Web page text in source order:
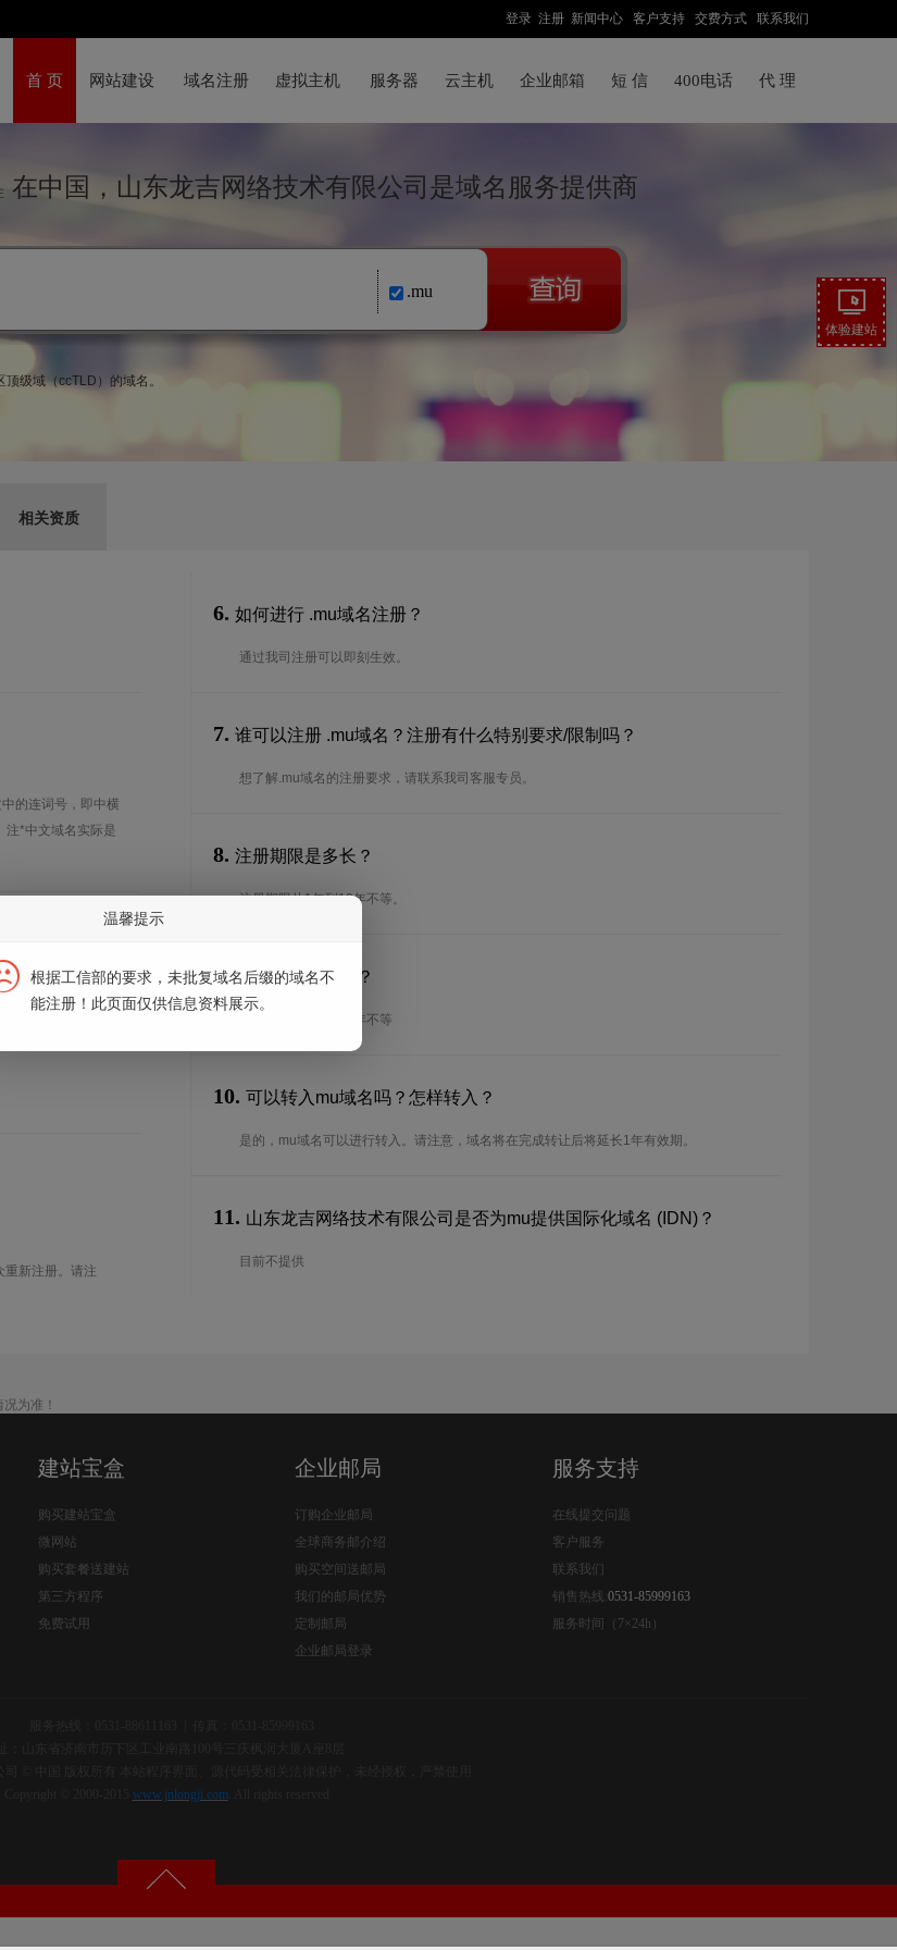
登录 注册 新闻中心 客户支持 交费方式 联系我们
首 页 网站建设 域名注册 虚拟主机 服务器 云主机 企业邮箱 短 信 400电话 代 理
在中国，山东龙吉网络技术有限公司是域名服务提供商
.mu
级域（ccTLD）的域名。
相关资质
的连词号，即中横
注*中文域名实际是
重新注册。请注
6. 如何进行 .mu域名注册？
通过我司注册可以即刻生效。
7. 谁可以注册 .mu域名？注册有什么特别要求/限制吗？
想了解.mu域名的注册要求，请联系我司客服专员。
8. 注册期限是多长？
注册期限从1年到10年不等。
9. 续期期限是多长？
续期期限从1年到10年不等
10. 可以转入mu域名吗？怎样转入？
是的，mu域名可以进行转入。请注意，域名将在完成转让后将延长1年有效期。
11. 山东龙吉网络技术有限公司是否为mu提供国际化域名 (IDN)？
目前不提供
为准！
建站宝盒
购买建站宝盒
微网站
购买套餐送建站
第三方程序
免费试用
企业邮局
订购企业邮局
全球商务邮介绍
购买空间送邮局
我们的邮局优势
定制邮局
企业邮局登录
服务支持
在线提交问题
客户服务
联系我们
销售热线:0531-85999163
服务时间（7×24h）
www.jnlongji.com. All rights reserved
体验建站
温馨提示
根据工信部的要求，未批复域名后缀的域名不
能注册！此页面仅供信息资料展示。